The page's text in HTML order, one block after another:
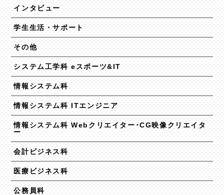
インタビュー
学生生活・サポート
その他
システム工学科 eスポーツ&IT
情報システム科
情報システム科 ITエンジニア
情報システム科 Webクリエイター･CG映像クリエイタ
ー
会計ビジネス科
医療ビジネス科
公務員科